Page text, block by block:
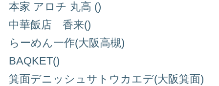
本家 アロチ 丸高 ()
中華飯店 香来()
らーめん一作(大阪高槻)
BAQKET()
箕面デニッシュサトウカエデ(大阪箕面)